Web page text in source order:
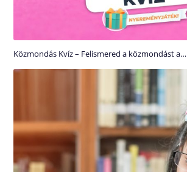
Közmondás Kvíz – Felismered a közmondást a…